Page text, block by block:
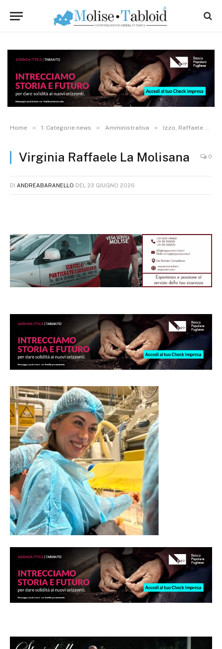
Home » 1. Categorie news » Amministrativa » Izzo, Raffaele e Paolantoni insieme al regista Milani a Campobasso: il film “Salute!” a “tavola” con La Molisana
Virginia Raffaele La Molisana 0
DI ANDREABARANELLO DEL 23 GIUGNO 2026